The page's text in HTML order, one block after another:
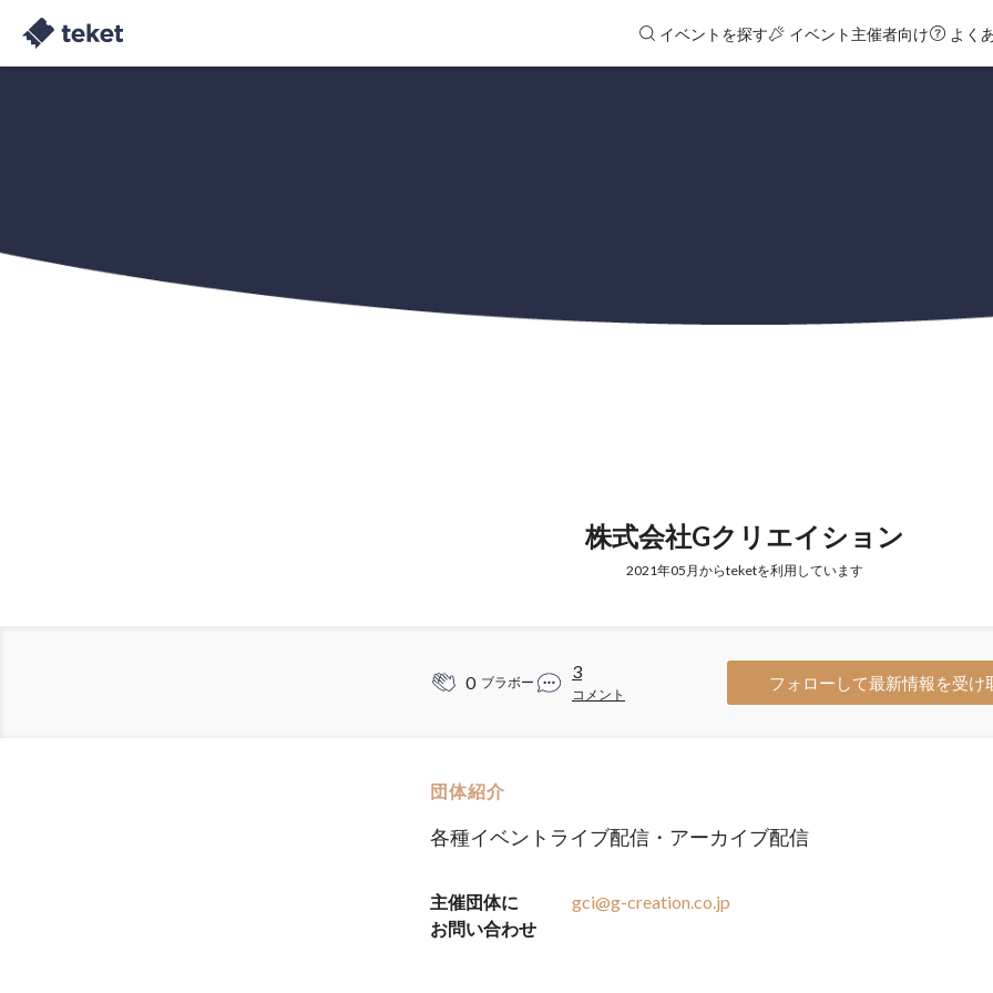
イベントを探す イベント主催者向け よく
株式会社Gクリエイション
2021年05月からteketを利用しています
0 ブラボー
3
コメント
フォローして最新情報を受け
団体紹介
各種イベントライブ配信・アーカイブ配信
主催団体に
お問い合わせ
gci@g-creation.co.jp